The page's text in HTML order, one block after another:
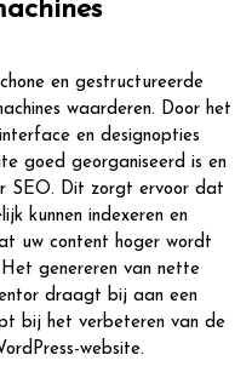
en gestructureerde
waarderen. Door het
en designopties
goed georganiseerd is en
SEO. Dit zorgt ervoor dat
kunnen indexeren en
uw content hoger wordt
genereren van nette
draagt bij aan een
bij het verbeteren van de
website.